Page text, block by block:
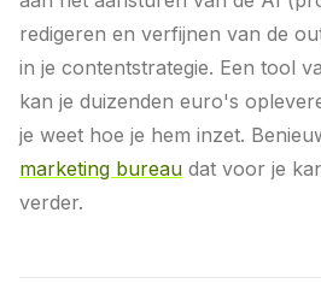
redigeren en verfijnen van de
in je contentstrategie. Een tool
kan je duizenden euro's
je weet hoe je hem inzet.
marketing bureau dat voor je
verder.